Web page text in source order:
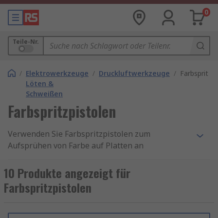
0
Teile-Nr.
/ Elektrowerkzeuge
Löten &
Schweißen
/ Druckluftwerkzeuge /
Farbspritzpistolen
Verwenden Sie Farbspritzpistolen zum
Aufsprühen von Farbe auf Platten an
Gartenzäunen. Unsere Spritzpistolen wurden für
den Einsatz mit einem Luftkompressor
entwickelt, um große Bereiche mit der Farbe
10 Produkte angezeigt für
Farbspritzpistolen